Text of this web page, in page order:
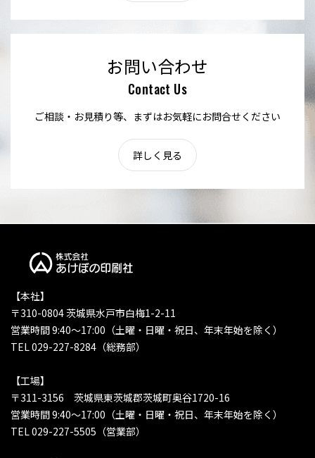
お問い合わせ
Contact Us
ご相談・お見積り等、まずはお気軽にお問合せください
詳しく見る
【本社】
〒310-0804 茨城県水戸市白梅1-2-11
営業時間 9:40〜17:00（土曜・日曜・祝日、年末年始を除く）
TEL 029-227-8284（総務部）
【工場】
〒311-3156 茨城県東茨城郡茨城町奥谷1720-16
営業時間 9:40〜17:00（土曜・日曜・祝日、年末年始を除く）
TEL 029-227-5505（営業部）